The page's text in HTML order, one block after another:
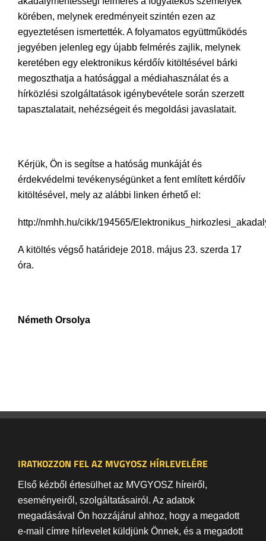
körében, melynek eredményeit szintén ezen az
egyeztetésen ismertették. A folyamatos együttműködés
jegyében jelenleg egy újabb felmérés zajlik, melynek
keretében egy elektronikus kérdőív kitöltésével bárki
megoszthatja a hatósággal a médiahasználat és a
hírközlési szolgáltatások igénybevétele során szerzett
tapasztalatait, nehézségeit és megoldási javaslatait.
Kérjük, Ön is segítse a hatóság munkáját és
érdekvédelmi tevékenységünket a fent említett kérdőív
kitöltésével, mely az alábbi linken érhető el:
http://nmhh.hu/cikk/194565/
A kitöltés végső határideje 2018. május 23. szerda 17
óra.
Németh Orsolya
IRATKOZZON FEL AZ MVGYOSZ HÍRLEVELÉRE
Első kézből értesülhet az MVGYOSZ híreiről,
eseményeiről, szolgáltatásairól. Az adatok
megadásával Ön hozzájárul ahhoz, hogy a megadott
e-mail címre hírlevelet küldjünk Önnek, és a megadott